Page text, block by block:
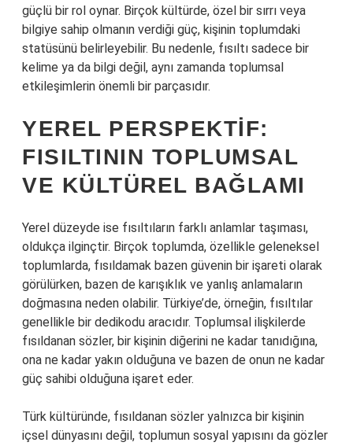
güçlü bir rol oynar. Birçok kültürde, özel bir sırrı veya
bilgiye sahip olmanın verdiği güç, kişinin toplumdaki
statüsünü belirleyebilir. Bu nedenle, fısıltı sadece bir
kelime ya da bilgi değil, aynı zamanda toplumsal
etkileşimlerin önemli bir parçasıdır.
YEREL PERSPEKTIF:
FISILTININ TOPLUMSAL
VE KÜLTÜREL BAĞLAMI
Yerel düzeyde ise fısıltıların farklı anlamlar taşıması,
oldukça ilginçtir. Birçok toplumda, özellikle geleneksel
toplumlarda, fısıldamak bazen güvenin bir işareti olarak
görülürken, bazen de karışıklık ve yanlış anlamaların
doğmasına neden olabilir. Türkiye’de, örneğin, fısıltılar
genellikle bir dedikodu aracıdır. Toplumsal ilişkilerde
fısıldanan sözler, bir kişinin diğerini ne kadar tanıdığına,
ona ne kadar yakın olduğuna ve bazen de onun ne kadar
güç sahibi olduğuna işaret eder.
Türk kültüründe, fısıldanan sözler yalnızca bir kişinin
içsel dünyasını değil, toplumun sosyal yapısını da gözler